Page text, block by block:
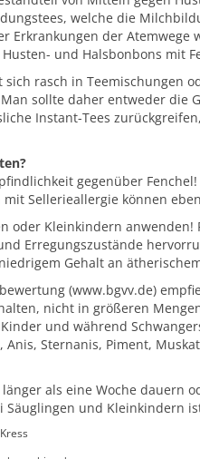
welche die
Erkrankungen der Atemwege
und Halsbonbons mit
sich rasch in Teemischungen
sollte daher entweder die
Instant-Tees
gegenüber
Sellerieallergie können
oder Kleinkindern
Erregungszustände
Gehalt an
(www.bgvv.de)
nicht in größeren
und während
Anis, Sternanis, Piment,
als eine Woche dauern
und Kleinkindern